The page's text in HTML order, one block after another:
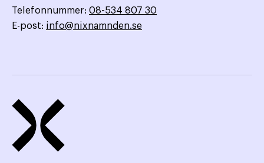
Telefonnummer: 08-534 807 30
E-post: info@nixnamnden.se